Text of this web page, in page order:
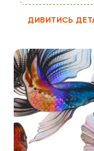
ДИВИТИСЬ